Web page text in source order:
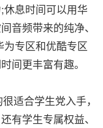
息时间可以用华
音频带来的纯净、
专区和优酷专区
间更丰富有趣。
适合学生党入手，
有学生专属权益、